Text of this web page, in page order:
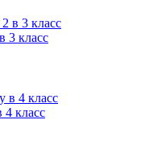
3 класс
класс